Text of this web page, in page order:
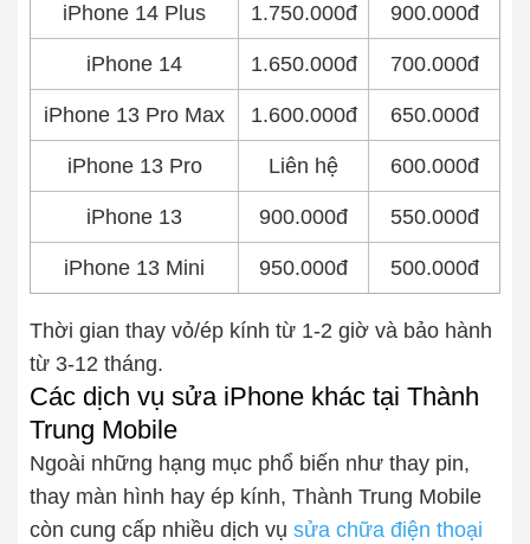
iPhone 14 Plus 1.750.000đ 900.000đ
iPhone 14 1.650.000đ 700.000đ
iPhone 13 Pro Max 1.600.000đ 650.000đ
iPhone 13 Pro Liên hệ 600.000đ
iPhone 13 900.000đ 550.000đ
iPhone 13 Mini 950.000đ 500.000đ
Thời gian thay vỏ/ép kính từ 1-2 giờ và bảo hành
từ 3-12 tháng.
Các dịch vụ sửa iPhone khác tại Thành
Trung Mobile
Ngoài những hạng mục phổ biến như thay pin,
thay màn hình hay ép kính, Thành Trung Mobile
còn cung cấp nhiều dịch vụ sửa chữa điện thoại